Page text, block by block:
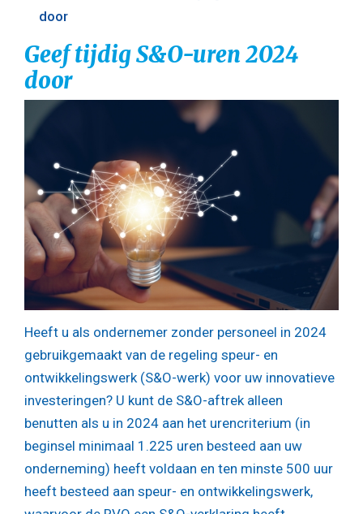
door
Geef tijdig S&O-uren 2024
door
Heeft u als ondernemer zonder personeel in 2024
gebruikgemaakt van de regeling speur- en
ontwikkelingswerk (S&O-werk) voor uw innovatieve
investeringen? U kunt de S&O-aftrek alleen
benutten als u in 2024 aan het urencriterium (in
beginsel minimaal 1.225 uren besteed aan uw
onderneming) heeft voldaan en ten minste 500 uur
heeft besteed aan speur- en ontwikkelingswerk,